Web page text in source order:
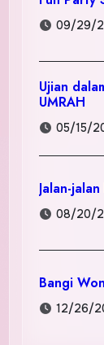
09/29/
Ujian
UMRAH
05/15/
Jalan-
08/20/
Bangi
12/26/